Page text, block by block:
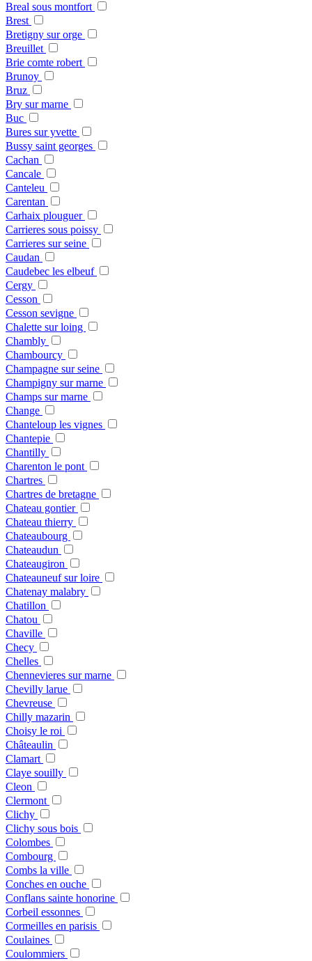
Breal sous montfort
Brest
Bretigny sur orge
Breuillet
Brie comte robert
Brunoy
Bruz
Bry sur marne
Buc
Bures sur yvette
Bussy saint georges
Cachan
Cancale
Canteleu
Carentan
Carhaix plouguer
Carrieres sous poissy
Carrieres sur seine
Caudan
Caudebec les elbeuf
Cergy
Cesson
Cesson sevigne
Chalette sur loing
Chambly
Chambourcy
Champagne sur seine
Champigny sur marne
Champs sur marne
Change
Chanteloup les vignes
Chantepie
Chantilly
Charenton le pont
Chartres
Chartres de bretagne
Chateau gontier
Chateau thierry
Chateaubourg
Chateaudun
Chateaugiron
Chateauneuf sur loire
Chatenay malabry
Chatillon
Chatou
Chaville
Checy
Chelles
Chennevieres sur marne
Chevilly larue
Chevreuse
Chilly mazarin
Choisy le roi
Châteaulin
Clamart
Claye souilly
Cleon
Clermont
Clichy
Clichy sous bois
Colombes
Combourg
Combs la ville
Conches en ouche
Conflans sainte honorine
Corbeil essonnes
Cormeilles en parisis
Coulaines
Coulommiers